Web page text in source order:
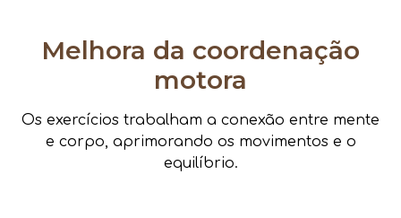
Melhora da coordenação
motora
Os exercícios trabalham a conexão entre mente
e corpo, aprimorando os movimentos e o
equilíbrio.